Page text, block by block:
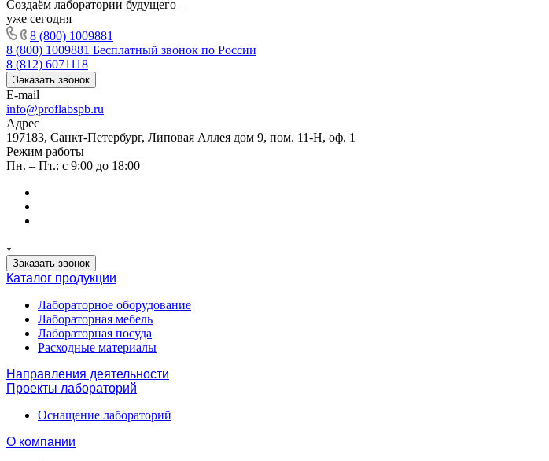
Создаём лаборатории будущего –
уже сегодня
8 (800) 1009881
8 (800) 1009881 Бесплатный звонок по России
8 (812) 6071118
Заказать звонок
E-mail
info@proflabspb.ru
Адрес
197183, Санкт-Петербург, Липовая Аллея дом 9, пом. 11-Н, оф. 1
Режим работы
Пн. – Пт.: с 9:00 до 18:00
Заказать звонок
Каталог продукции
Лабораторное оборудование
Лабораторная мебель
Лабораторная посуда
Расходные материалы
Направления деятельности
Проекты лабораторий
Оснащение лабораторий
О компании